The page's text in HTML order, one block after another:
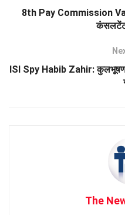
8th Pay Commission
कंसलटेंट
ISI Spy Habib Zahir: कुलभूषण
The